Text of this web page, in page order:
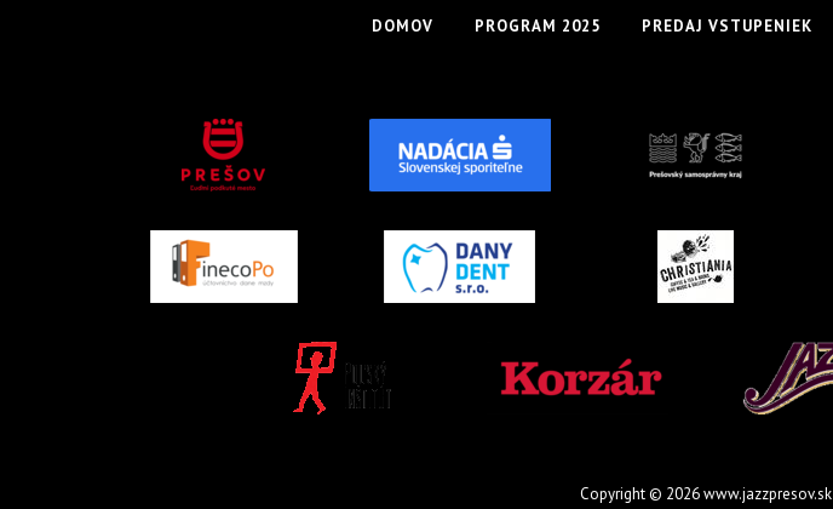
DOMOV PROGRAM 2025 PREDAJ VSTUPENIEK
Copyright © 2026www.jazzpresov.sk